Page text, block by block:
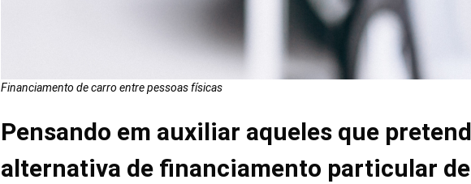
Financiamento de carro entre pessoas físicas
Pensando em auxiliar aqueles que
alternativa de financiamento particular